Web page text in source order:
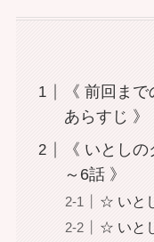
《 前回ま
あらすじ 》
《 いとし
～6話 》
☆ いと
☆ いと